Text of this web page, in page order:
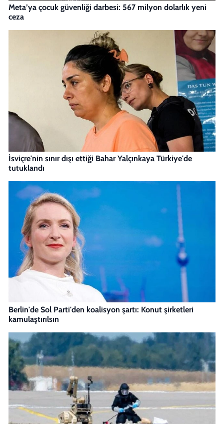
Meta’ya çocuk güvenliği darbesi: 567 milyon dolarlık yeni
ceza
İsviçre'nin sınır dışı ettiği Bahar Yalçınkaya Türkiye'de
tutuklandı
Berlin'de Sol Parti'den koalisyon şartı: Konut şirketleri
kamulaştırılsın